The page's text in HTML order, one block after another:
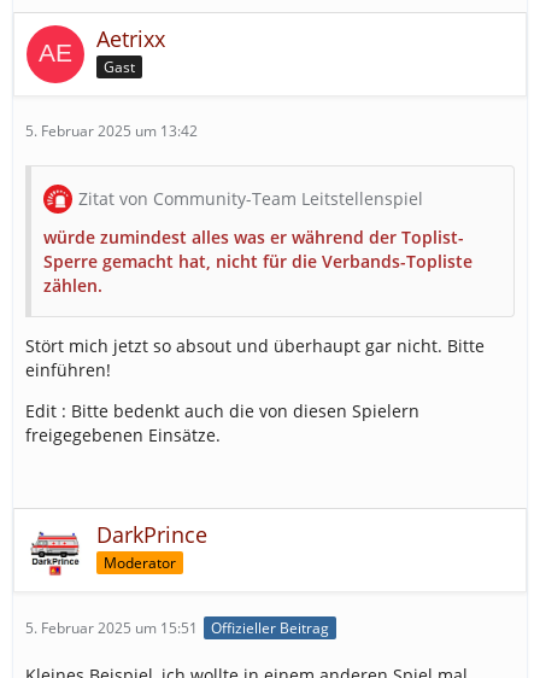
Aetrixx
Gast
5. Februar 2025 um 13:42
Zitat von Community-Team Leitstellenspiel
würde zumindest alles was er während der Toplist-
Sperre gemacht hat, nicht für die Verbands-Topliste
zählen.
Stört mich jetzt so absout und überhaupt gar nicht. Bitte
einführen!
Edit : Bitte bedenkt auch die von diesen Spielern
freigegebenen Einsätze.
DarkPrince
Moderator
5. Februar 2025 um 15:51 Offizieller Beitrag